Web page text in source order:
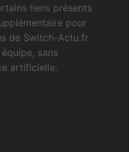
liens présents
pour
de Switch-Actu.fr
sans
artificielle.